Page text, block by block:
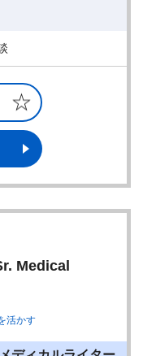
Medical
活かす